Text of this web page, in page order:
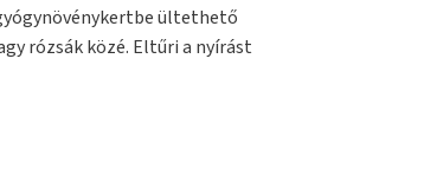
ültethető
rózsák közé. Eltűri a nyírást